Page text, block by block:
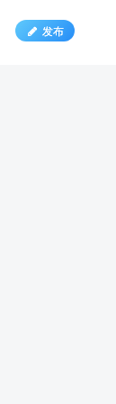
发布